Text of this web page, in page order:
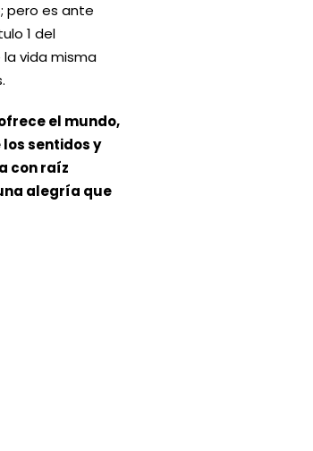
pero es ante
1 del
la vida misma
el mundo,
sentidos y
con raíz
alegría que